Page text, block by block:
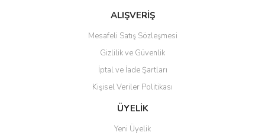
Gönder
ALIŞVERİŞ
Mesafeli Satış Sözleşmesi
Gizlilik ve Güvenlik
İptal ve İade Şartları
Kişisel Veriler Politikası
ÜYELİK
Yeni Üyelik